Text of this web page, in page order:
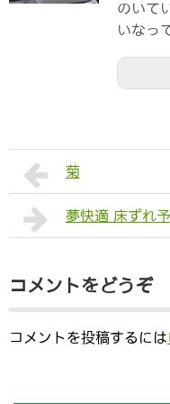
のいて
いなっ
菊
夢快適 床ずれ
コメントをどうぞ
コメントを投稿するには